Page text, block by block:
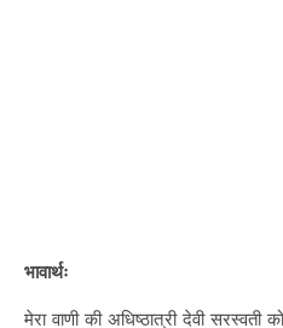
भावार्थः
मेरा वाणी की अधिष्ठात्री देवी